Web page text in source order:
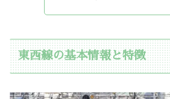
東西線の基本情報と特徴